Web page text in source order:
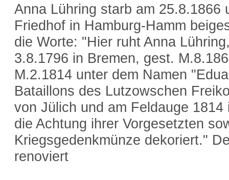
Anna Lühring starb am 25.8.1866
Friedhof in Hamburg-Hamm
die Worte: "Hier ruht Anna
3.8.1796 in Bremen, gest.
M.2.1814 unter dem Namen
Bataillons des Lutzowschen
von Jülich und am Feldauge
die Achtung ihrer Vorgesetzten
Kriegsgedenkmünze dekoriert."
renoviert